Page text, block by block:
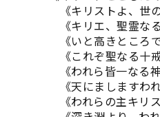
《キリストよ、世の人
《キリエ、聖霊なる神
《いと高きところでは
《これぞ聖なる十戒》
《われら皆一なる神を
《天にましますわれら
《われらの主キリスト、